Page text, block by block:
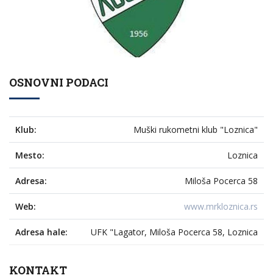
OSNOVNI PODACI
Klub: Muški rukometni klub "Loznica"
Mesto: Loznica
Adresa: Miloša Pocerca 58
Web: www.mrkloznica.rs
Adresa hale: UFK "Lagator, Miloša Pocerca 58, Loznica
KONTAKT